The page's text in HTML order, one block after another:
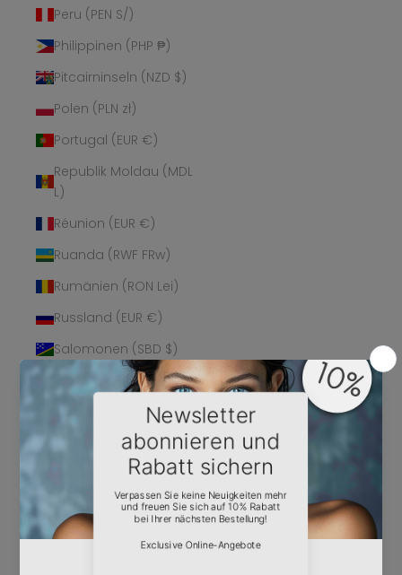
Peru (PEN S/)
Philippinen (PHP ₱)
Pitcairninseln (NZD $)
Polen (PLN zł)
Portugal (EUR €)
Republik Moldau (MDL
L)
Réunion (EUR €)
Ruanda (RWF FRw)
Rumänien (RON Lei)
Russland (EUR €)
Salomonen (SBD $)
Sambia (EUR €)
Samoa (WST T)
San Marino (EUR €)
São Tomé und
Príncipe (STD Db)
Saudi-Arabien (SAR